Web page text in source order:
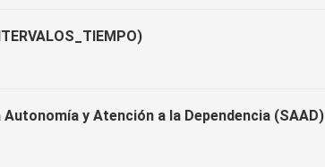
y Atención a la Dependencia (SAAD)